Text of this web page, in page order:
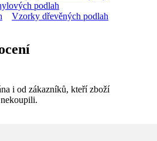
podlah
Vzorky dřevěných podlah
i od zákazníků, kteří zboží